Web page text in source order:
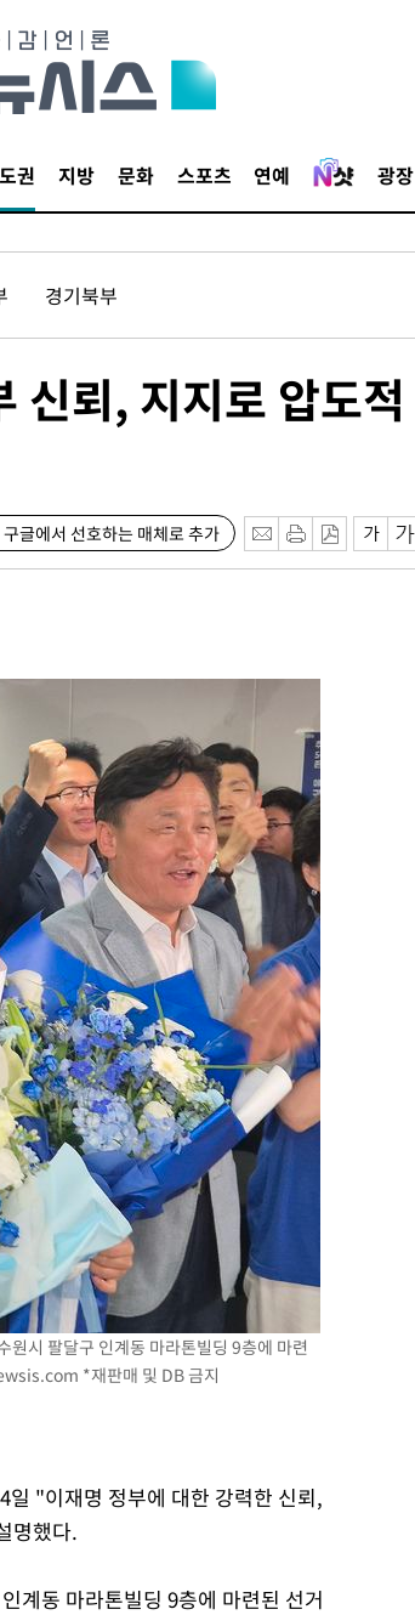
권 지방 문화 스포츠 연예 광장
경기북부
신뢰, 지지로 압도적
구글에서 선호하는 매체로 추가
시 팔달구 인계동 마라톤빌딩 9층에 마련
*재판매 및 DB 금지
"이재명 정부에 대한 강력한 신뢰,
명했다.
계동 마라톤빌딩 9층에 마련된 선거